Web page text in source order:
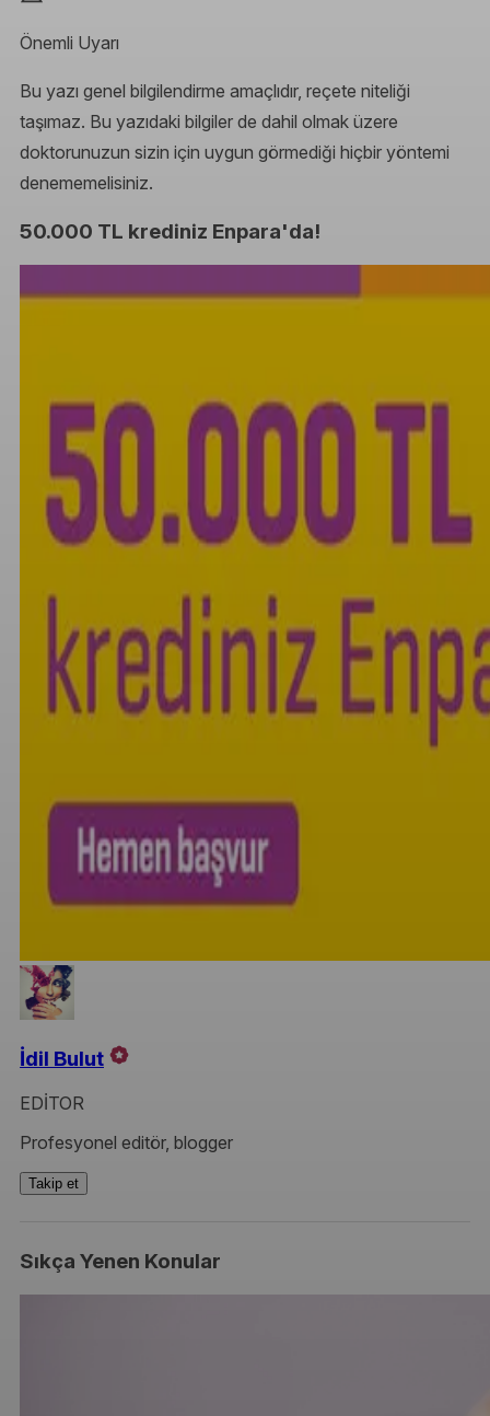
Önemli Uyarı
Bu yazı genel bilgilendirme amaçlıdır, reçete niteliği
taşımaz. Bu yazıdaki bilgiler de dahil olmak üzere
doktorunuzun sizin için uygun görmediği hiçbir yöntemi
denememelisiniz.
50.000 TL krediniz Enpara'da!
İdil Bulut
EDİTOR
Profesyonel editör, blogger
Takip et
Sıkça Yenen Konular